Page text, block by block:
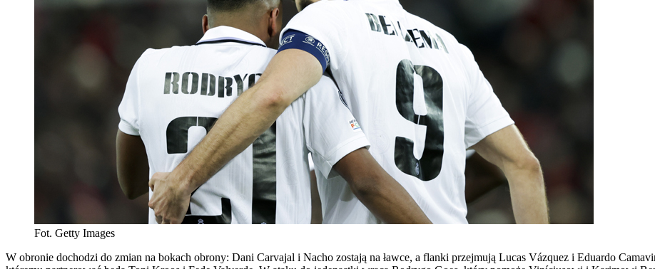
Fot. Getty Images
W obronie dochodzi do zmian na bokach obrony: Dani Carvajal i Nacho zostają na ławce, a flanki przejmują Lucas Vázquez i Eduardo